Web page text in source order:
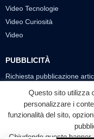
Video Tecnologie
Video Curiosità
Video
PUBBLICITÀ
Richiesta pubblicazione
SEGUICI SUI SOCIAL
f
Facebook
Questo sito utilizza
personalizzare i
funzionalità del sito,
Chiudendo questo